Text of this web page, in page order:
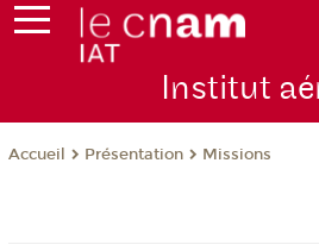
Institut
Accueil Présentation Missions